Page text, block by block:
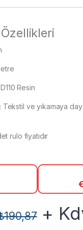
D110 Resin
Tekstil ve yıkamaya
rulo fiyatıdır
€
190,87+